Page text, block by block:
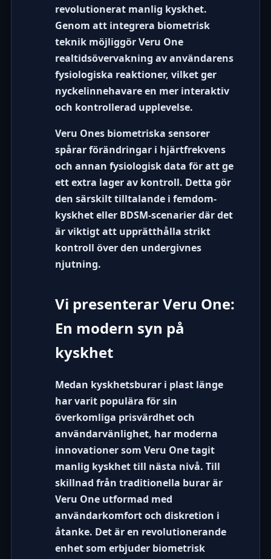
revolutionerat manlig kyskhet.
Genom att integrera biometrisk
teknik möjliggör Veru One
realtidsövervakning av användarens
fysiologiska reaktioner, vilket ger
nyckelinnehavare en mer interaktiv
och kontrollerad upplevelse.
Veru Ones biometriska sensorer
spårar förändringar i hjärtfrekvens
och annan fysiologisk data för att ge
ett extra lager av kontroll. Detta gör
den särskilt tilltalande i femdom-
kyskheteller BDSM-scenarier där det
är viktigt att upprätthålla strikt
kontroll över den undergivnes
njutning.
Vi presenterar Veru One:
En modern syn på
kyskhet
Medan kyskhetsburar i plast länge
har varit populära för sin
överkomliga prisvärdhet och
användarvänlighet, har moderna
innovationer som Veru Onetagit
manlig kyskhet till nästa nivå. Till
skillnad från traditionella burar är
Veru One utformad med
användarkomfort och diskretion i
åtanke. Det är en revolutionerande
enhet som erbjuder biometrisk